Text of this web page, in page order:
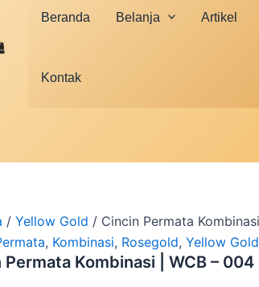
Beranda Belanja Artikel
Kontak
/ Yellow Gold / Cincin Permata
, Kombinasi, Rosegold, Yellow Gold
Permata Kombinasi | WCB – 004